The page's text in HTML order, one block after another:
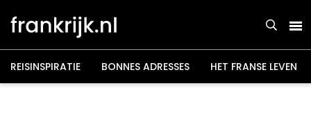
naar
inhoud
REISINSPIRATIE BONNES ADRESSES HET FRANSE LEVEN